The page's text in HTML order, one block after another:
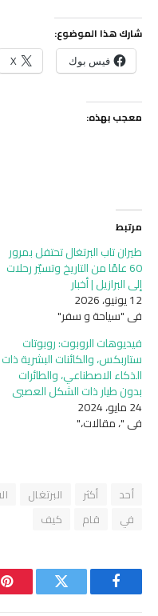
شارك هذا الموضوع:
فيس بوك X
معجب بهذه:
مرتبط
طيران تاب البرتغال تحتفل بمرور
60 عامًا من التاريخ وتسيّر رحلات
إلى البرازيل | أخبار
12 يونيو، 2026
في "سياحة و سفر"
فيديوهات الروبوت: روبوتات
ستاربكس، والكائنات البشرية ذات
الذكاء الاصطناعي، والطائرات
بدون طيار ذات الشكل العصبي
24 مايو، 2024
في "، مقالات،"
أحد أكثر البرتغال
في
قام كيف
فيسبوك تويتر